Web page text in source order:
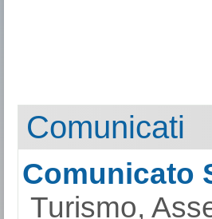
Comunicati
Comunicato
Turismo,